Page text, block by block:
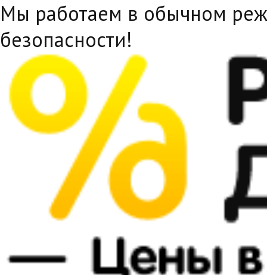
Мы работаем в обычном
безопасности!